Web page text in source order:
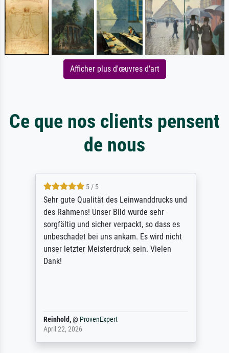
Afficher plus d'œuvres d'art
Ce que nos clients pensent
de nous
5 / 5
Sehr gute Qualität des Leinwanddrucks und
des Rahmens! Unser Bild wurde sehr
sorgfältig und sicher verpackt, so dass es
unbeschadet bei uns ankam. Es wird nicht
unser letzter Meisterdruck sein. Vielen
Dank!
Reinhold,@ ProvenExpert
April 22, 2026